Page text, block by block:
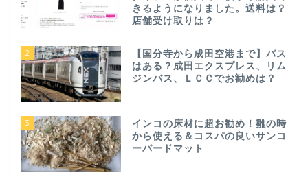
きるようになりました。送料は？
店舗受け取りは？
2
【国分寺から成田空港まで】バス
はある？成田エクスプレス、リム
ジンバス、ＬＣＣでお勧めは？
3
インコの床材に超お勧め！雛の時
から使える＆コスパの良いサンコ
ーバードマット